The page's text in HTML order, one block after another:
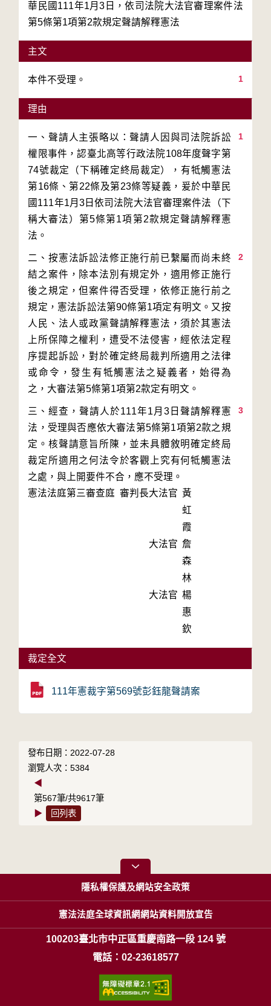
華民國111年1月3日，依司法院大法官審理案件法
第5條第1項第2款規定聲請解釋憲法
主文
1
本件不受理。
理由
1
一、聲請人主張略以：聲請人因與司法院訴訟
權限事件，認臺北高等行政法院108年度聲字第
74號裁定（下稱確定終局裁定），有牴觸憲法
第16條、第22條及第23條等疑義，爰於中華民
國111年1月3日依司法院大法官審理案件法（下
稱大審法）第5條第1項第2款規定聲請解釋憲
2
二、按憲法訴訟法修正施行前已繫屬而尚未終
結之案件，除本法別有規定外，適用修正施行
後之規定，但案件得否受理，依修正施行前之
規定，憲法訴訟法第90條第1項定有明文。又按
人民、法人或政黨聲請解釋憲法，須於其憲法
上所保障之權利，遭受不法侵害，經依法定程
序提起訴訟，對於確定終局裁判所適用之法律
或命令，發生有牴觸憲法之疑義者，始得為
3
三、經查，聲請人於111年1月3日聲請解釋憲
法，受理與否應依大審法第5條第1項第2款之規
定。核聲請意旨所陳，並未具體敘明確定終局
裁定所適用之何法令於客觀上究有何牴觸憲法
之處，與上開要件不合，應不受理。
憲法法庭第三審查庭 審判長大法官 黃
虹
霞
大法官 詹
森
林
大法官 楊
惠
欽
裁定全文
111年憲裁字第569號彭鈺龍聲請案
發布日期：2022-07-28
瀏覽人次：5384
◀
第567筆/共9617筆
▶
回列表
隱私權保護及網站安全政策
憲法法庭全球資訊網網站資料開放宣告
100203臺北市中正區重慶南路一段 124 號
電話：02-23618577